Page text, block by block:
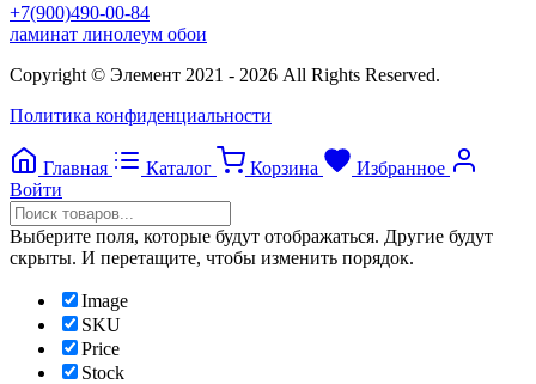
+7(900)490-00-84
ламинат линолеум обои
Copyright © Элемент 2021 - 2026 All Rights Reserved.
Политика конфиденциальности
Главная Каталог Корзина
Избранное
Войти
Выберите поля, которые будут отображаться. Другие будут
скрыты. И перетащите, чтобы изменить порядок.
Image
SKU
Price
Stock